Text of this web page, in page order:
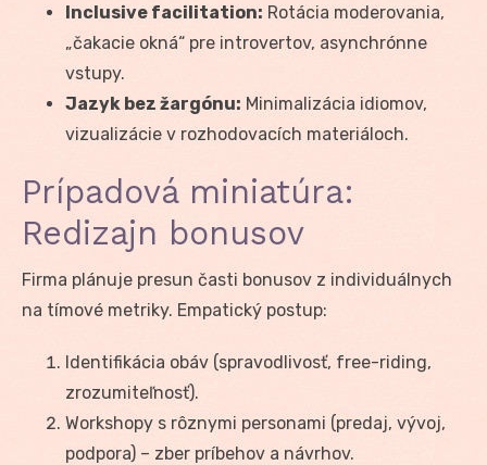
Inclusive facilitation: Rotácia moderovania,
„čakacie okná“ pre introvertov, asynchrónne
vstupy.
Jazyk bez žargónu: Minimalizácia idiomov,
vizualizácie v rozhodovacích materiáloch.
Prípadová miniatúra:
Redizajn bonusov
Firma plánuje presun časti bonusov z individuálnych
na tímové metriky. Empatický postup:
Identifikácia obáv (spravodlivosť, free-riding,
zrozumiteľnosť).
Workshopy s rôznymi personami (predaj, vývoj,
podpora) – zber príbehov a návrhov.